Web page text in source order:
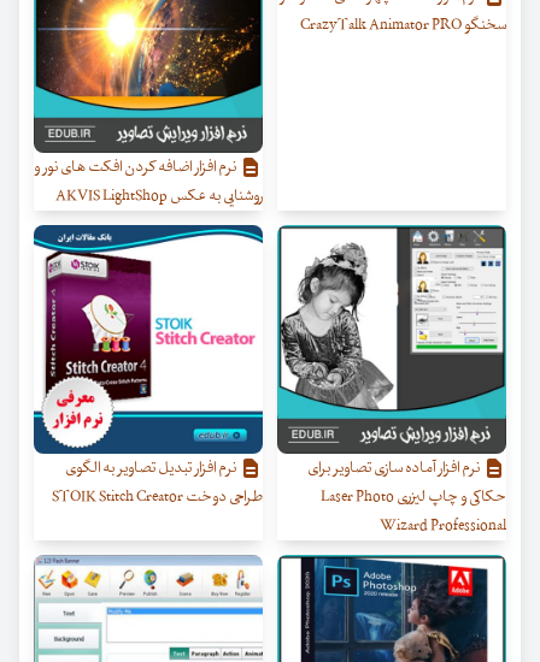
سخنگو CrazyTalk Animator PRO
نرم افزار اضافه کردن افکت های نور و
روشنایی به عکس AKVIS LightShop
نرم افزار آماده سازی تصاویر برای
حکاکی و چاپ لیزری Laser Photo
Wizard Professional
نرم افزار تبدیل تصاویر به الگوی
طراحی دوخت STOIK Stitch Creator